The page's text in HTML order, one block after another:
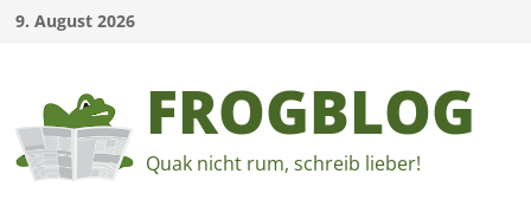
Zum9. August 2026
FROGBLOG
Quak nicht rum, schreib lieber!